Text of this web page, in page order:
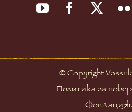
© Copyright
Политика за